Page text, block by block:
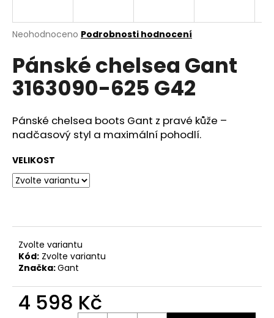
Průměrné
produktu
je
0,0
z
hvězdiček.
Neohodnoceno Podrobnosti hodnocení
Pánské chelsea Gant
3163090-625 G42
Pánské chelsea boots Gant z pravé kůže –
nadčasový styl a maximální pohodlí.
VELIKOST
Zvolte variantu
Kód: Zvolte variantu
Značka:Gant
4 598 Kč
j
t
?
HLEDAT
p
u
č
u